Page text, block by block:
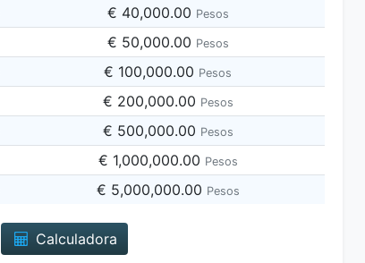
€ 40,000.00 Pesos
€ 50,000.00 Pesos
€ 100,000.00 Pesos
€ 200,000.00 Pesos
€ 500,000.00 Pesos
€ 1,000,000.00 Pesos
€ 5,000,000.00 Pesos
Calculadora